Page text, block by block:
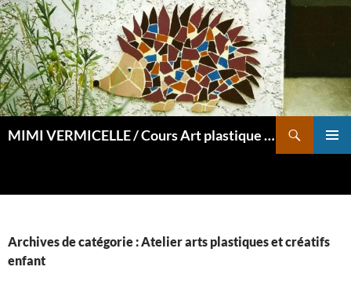
Aller
au
contenu
MIMI VERMICELLE / Cours Art plastique et mosaïque
Archives de catégorie : Atelier arts plastiques et créatifs
enfant